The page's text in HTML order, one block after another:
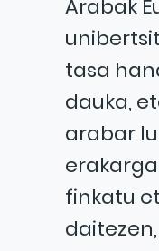
Arabak
tasa
dauka,
arabar
finkatu